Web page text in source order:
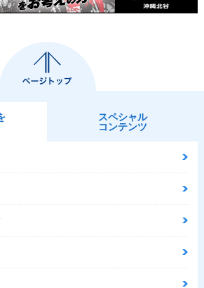
ナーチェンジ
1993年 Super Cub
スペシャル
コンテンツ